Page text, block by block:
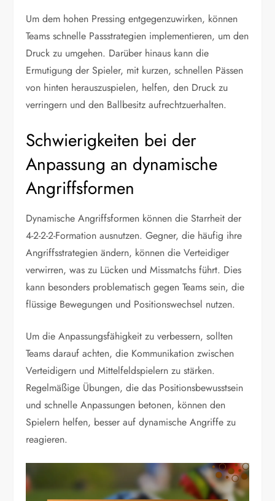
Um dem hohen Pressing entgegenzuwirken, können
Teams schnelle Passstrategien implementieren, um den
Druck zu umgehen. Darüber hinaus kann die
Ermutigung der Spieler, mit kurzen, schnellen Pässen
von hinten herauszuspielen, helfen, den Druck zu
verringern und den Ballbesitz aufrechtzuerhalten.
Schwierigkeiten bei der
Anpassung an dynamische
Angriffsformen
Dynamische Angriffsformen können die Starrheit der
4-2-2-2-Formation ausnutzen. Gegner, die häufig ihre
Angriffsstrategien ändern, können die Verteidiger
verwirren, was zu Lücken und Missmatchs führt. Dies
kann besonders problematisch gegen Teams sein, die
flüssige Bewegungen und Positionswechsel nutzen.
Um die Anpassungsfähigkeit zu verbessern, sollten
Teams darauf achten, die Kommunikation zwischen
Verteidigern und Mittelfeldspielern zu stärken.
Regelmäßige Übungen, die das Positionsbewusstsein
und schnelle Anpassungen betonen, können den
Spielern helfen, besser auf dynamische Angriffe zu
reagieren.